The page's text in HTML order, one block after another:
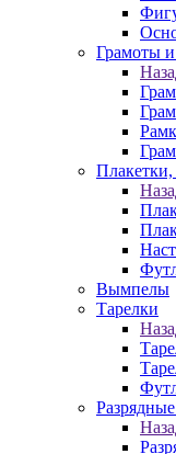
Грамоты
Вымпелы
Тарелки